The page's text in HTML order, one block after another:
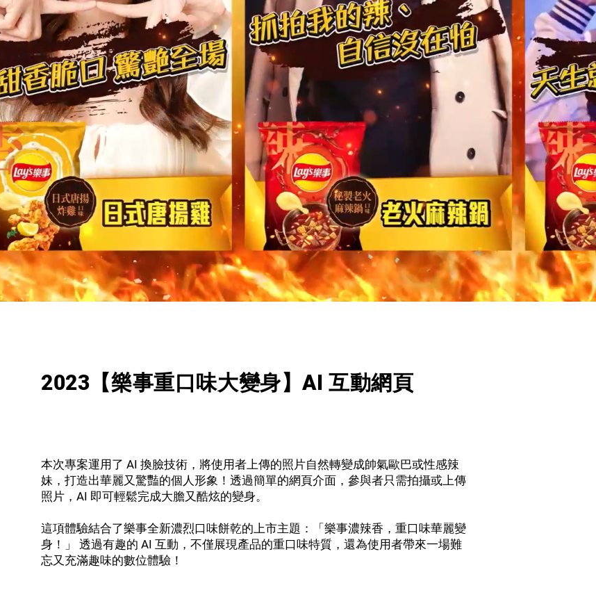
2023【樂事重口味大變身】AI 互動網頁
本次專案運用了 AI 換臉技術，將使用者上傳的照片自然轉變成帥氣歐巴或性感辣
妹，打造出華麗又驚豔的個人形象！透過簡單的網頁介面，參與者只需拍攝或上傳
照片，AI 即可輕鬆完成大膽又酷炫的變身。
這項體驗結合了樂事全新濃烈口味餅乾的上市主題：「樂事濃辣香，重口味華麗變
身！」 透過有趣的 AI 互動，不僅展現產品的重口味特質，還為使用者帶來一場難
忘又充滿趣味的數位體驗！